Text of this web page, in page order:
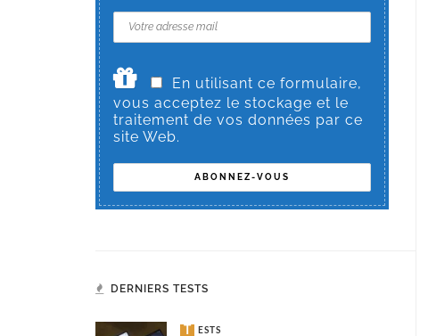
En utilisant ce formulaire,
vous acceptez le stockage et le
traitement de vos données par ce
site Web.
DERNIERS TESTS
TESTS